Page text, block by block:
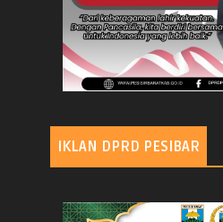
IKLAN DPRD PESIBAR